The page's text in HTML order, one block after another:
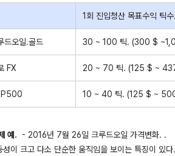
1회 진입청산 목표수익 틱
드오일.골드 30 ~ 100 틱. (300 $
FX 20 ~ 70 틱. (125 $ ~
10 ~ 40 틱. (125 $ ~
예. - 2016년 7월 26일 크루드오일 가격변화. .
이 크고 다소 단순한 움직임을 보이는 특징이 있다.